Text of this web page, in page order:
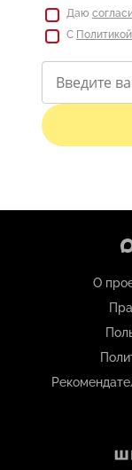
Даю
С Политикой
О